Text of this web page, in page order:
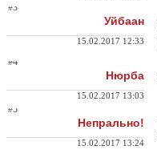
#3
Уйбаан
15.02.2017 12:33
#4
Нюрба
15.02.2017 13:03
#5
Непрально!
15.02.2017 13:24